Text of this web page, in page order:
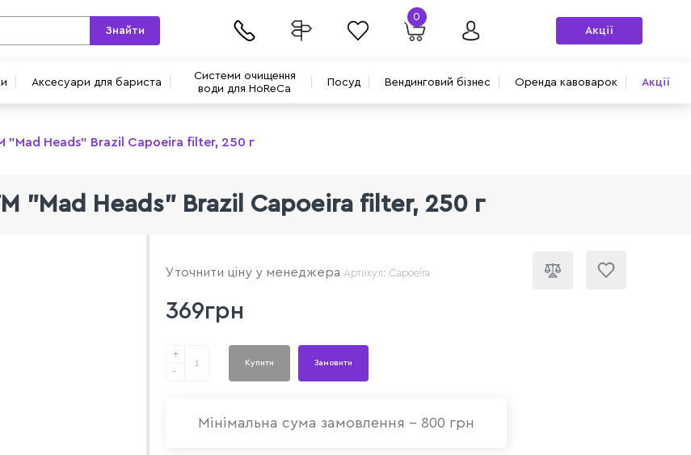
Аксесуари для бариста
Системи очищення
води для HoReCa
Посуд Вендинговий бізнес Оренда кавоварок Акції
Знайти
0
Акції
"Mad Heads" Brazil Capoeira filter, 250 г
"Mad Heads" Brazil Capoeira filter, 250 г
Уточнити ціну у менеджера Артикул: Capoeira
369грн
+
-
Купити Замовити
Мінімальна сума замовлення - 800 грн